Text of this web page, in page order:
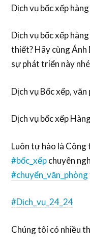
Dịch vụ bốc xếp
Dịch vụ bốc xếp
thiết? Hãy cùng Ánh
sự phát triển này
Dịch vụ Bốc xếp,
Dịch vụ bốc xếp
Luôn tự hào là Công
#bốc_xếpchuyên
#chuyển_văn_phòng
#Dịch_vụ_24_24
Chúng tôi có nhiều